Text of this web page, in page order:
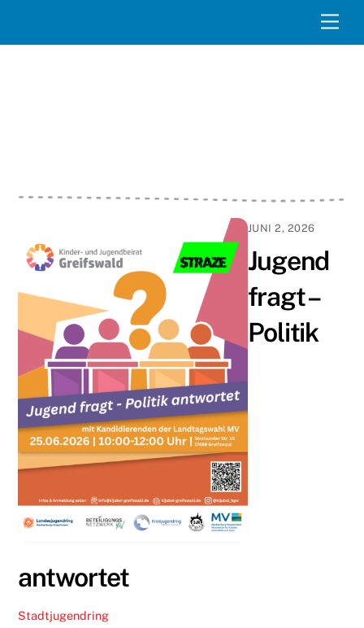
JUNI 2, 2026
Jugend
fragt –
Politik
antwortet
Stadtjugendring